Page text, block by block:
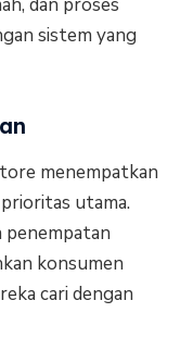
dan proses
sistem yang
menempatkan
utama.
penempatan
konsumen
cari dengan